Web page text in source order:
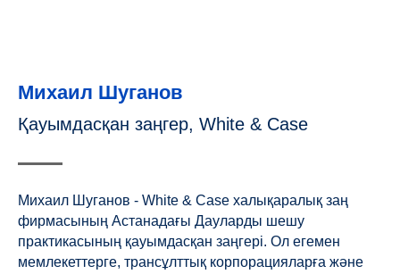
Михаил Шуганов
Қауымдасқан заңгер, White & Case
Михаил Шуганов - White & Case халықаралық заң
фирмасының Астанадағы Дауларды шешу
практикасының қауымдасқан заңгері. Ол егемен
мемлекеттерге, трансұлттық корпорацияларға және